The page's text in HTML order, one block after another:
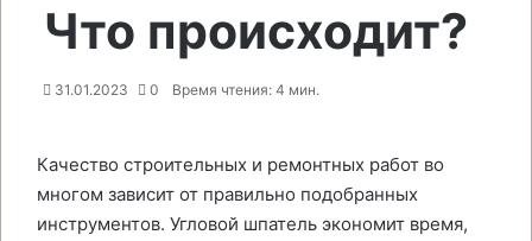
Что происходит?
31.01.2023 0 Время чтения: 4 мин.
Качество строительных и ремонтных работ во
многом зависит от правильно подобранных
инструментов. Угловой шпатель экономит время,